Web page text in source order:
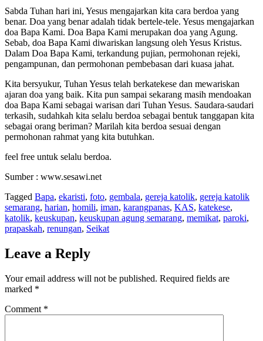
Sabda Tuhan hari ini, Yesus mengajarkan kita cara berdoa yang
benar. Doa yang benar adalah tidak bertele-tele. Yesus mengajarkan
doa Bapa Kami. Doa Bapa Kami merupakan doa yang Agung.
Sebab, doa Bapa Kami diwariskan langsung oleh Yesus Kristus.
Dalam Doa Bapa Kami, terkandung pujian, permohonan rejeki,
pengampunan, dan permohonan pembebasan dari kuasa jahat.
Kita bersyukur, Tuhan Yesus telah berkatekese dan mewariskan
ajaran doa yang baik. Kita pun sampai sekarang masih mendoakan
doa Bapa Kami sebagai warisan dari Tuhan Yesus. Saudara-saudari
terkasih, sudahkah kita selalu berdoa sebagai bentuk tanggapan kita
sebagai orang beriman? Marilah kita berdoa sesuai dengan
permohonan rahmat yang kita butuhkan.
feel free untuk selalu berdoa.
Sumber : www.sesawi.net
Tagged Bapa, ekaristi, foto, gembala, gereja katolik, gereja katolik
semarang, harian, homili, iman, karangpanas, KAS, katekese,
katolik, keuskupan, keuskupan agung semarang, memikat, paroki,
prapaskah, renungan, Seikat
Leave a Reply
Your email address will not be published. Required fields are
marked *
Comment *